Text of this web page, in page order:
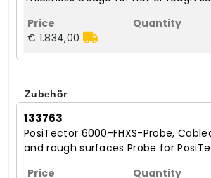
€ 1.834,00
Zubehör
133763
PosiTector 6000-FHXS-Probe,
and rough surfaces Probe for